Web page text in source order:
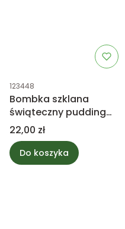
Kod produktu
123448
Bombka szklana
świąteczny pudding
czekoladowy
Cena
22,00 zł
Do koszyka